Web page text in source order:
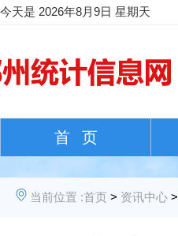
今天是 2026年8月9日 星期天
首 页
当前位置 :首页 > 资讯中心 >